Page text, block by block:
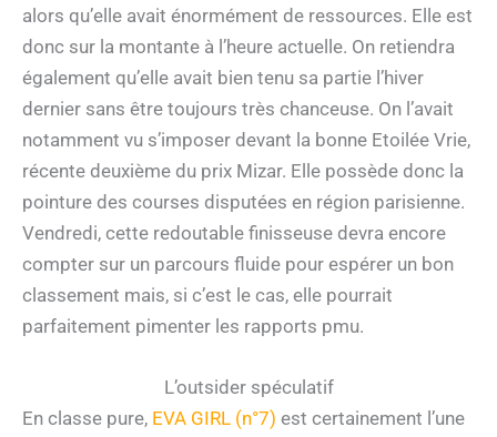
alors qu’elle avait énormément de ressources. Elle est
donc sur la montante à l’heure actuelle. On retiendra
également qu’elle avait bien tenu sa partie l’hiver
dernier sans être toujours très chanceuse. On l’avait
notamment vu s’imposer devant la bonne Etoilée Vrie,
récente deuxième du prix Mizar. Elle possède donc la
pointure des courses disputées en région parisienne.
Vendredi, cette redoutable finisseuse devra encore
compter sur un parcours fluide pour espérer un bon
classement mais, si c’est le cas, elle pourrait
parfaitement pimenter les rapports pmu.
L’outsider spéculatif
En classe pure, EVA GIRL (n°7) est certainement l’une